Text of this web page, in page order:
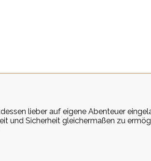
lieber auf eigene Abenteuer
und Sicherheit gleichermaßen zu